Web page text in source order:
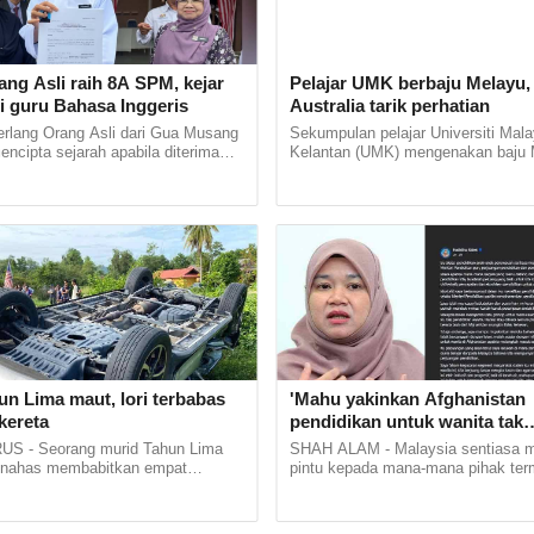
murid Orang Asli dalam Sains
80 pelajar sekolah rendah daripada komuniti
Sembilan mengambil bahagian dalam
khas khusus bidang sains, teknologi,
(STEM) iaitu...
04:00pm
Sekolah Dalam Hospital
di Hospital Orang Asli -
Pendidikan (KPM) merancang untuk
Program Sekolah Dalam Hospital (SDH) di
Orang Asli, Gombak, menjelang penghujung
Pendidikan, Fadhlina Sidek...
Asli raih 8A SPM, kejar
guru Bahasa Inggeris
Orang Asli dari Gua Musang
sejarah apabila diterima
Lima maut, lori terbabas
- Seorang murid Tahun Lima
membabitkan empat
Pelajar UMK berbaju
Australia tarik perhatian
Sekumpulan pelajar Universiti
Kelantan (UMK) mengenakan baju
'Mahu yakinkan Afghanistan
pendidikan untuk wanita tak
bercanggah Islam'
SHAH ALAM - Malaysia sentiasa
pintu kepada mana-mana pihak